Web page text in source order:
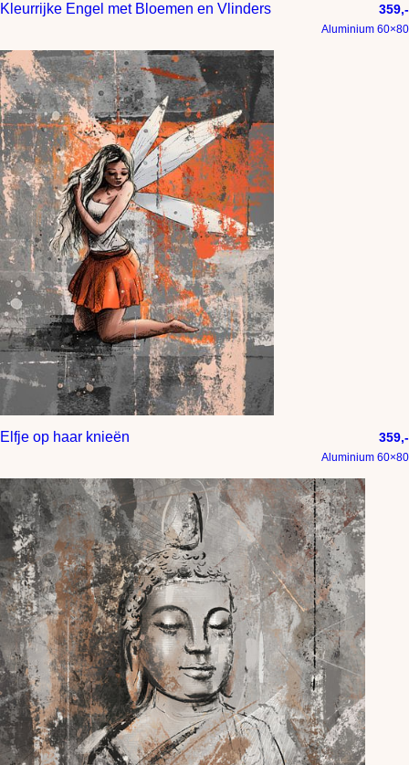
Kleurrijke Engel met Bloemen en Vlinders 359,-
Aluminium 60×80
Elfje op haar knieën 359,-
Aluminium 60×80